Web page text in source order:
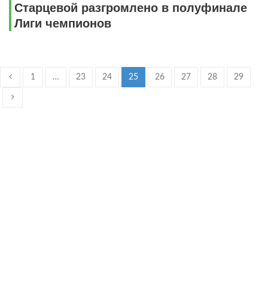
Старцевой разгромлено в полуфинале
Лиги чемпионов
1 … 23 24 25 26 27 28 29